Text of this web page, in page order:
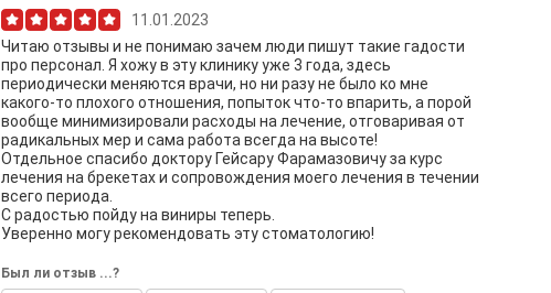
11.01.2023
Читаю отзывы и не понимаю зачем люди пишут такие гадости
про персонал. Я хожу в эту клинику уже 3 года, здесь
периодически меняются врачи, но ни разу не было ко мне
какого-то плохого отношения, попыток что-то впарить, а порой
вообще минимизировали расходы на лечение, отговаривая от
радикальных мер и сама работа всегда на высоте!
Отдельное спасибо доктору Гейсару Фарамазовичу за курс
лечения на брекетах и сопровождения моего лечения в течении
всего периода.
С радостью пойду на виниры теперь.
Уверенно могу рекомендовать эту стоматологию!
Был ли отзыв ...?